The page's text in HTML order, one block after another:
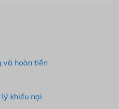
và hoàn tiền
khiếu nại